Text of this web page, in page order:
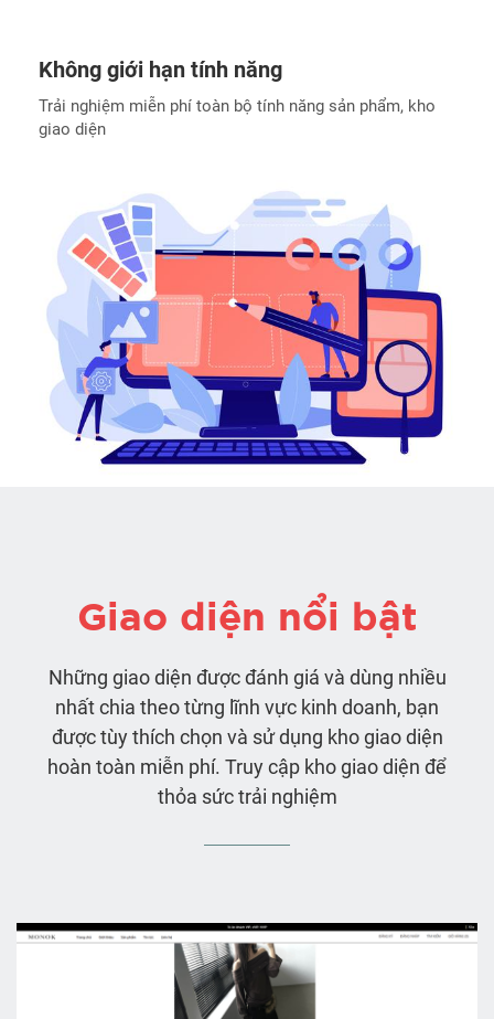
Không giới hạn tính năng
Trải nghiệm miễn phí toàn bộ tính năng sản phẩm, kho
giao diện
Giao diện nổi bật
Những giao diện được đánh giá và dùng nhiều
nhất chia theo từng lĩnh vực kinh doanh, bạn
được tùy thích chọn và sử dụng kho giao diện
hoàn toàn miễn phí. Truy cập kho giao diện để
thỏa sức trải nghiệm